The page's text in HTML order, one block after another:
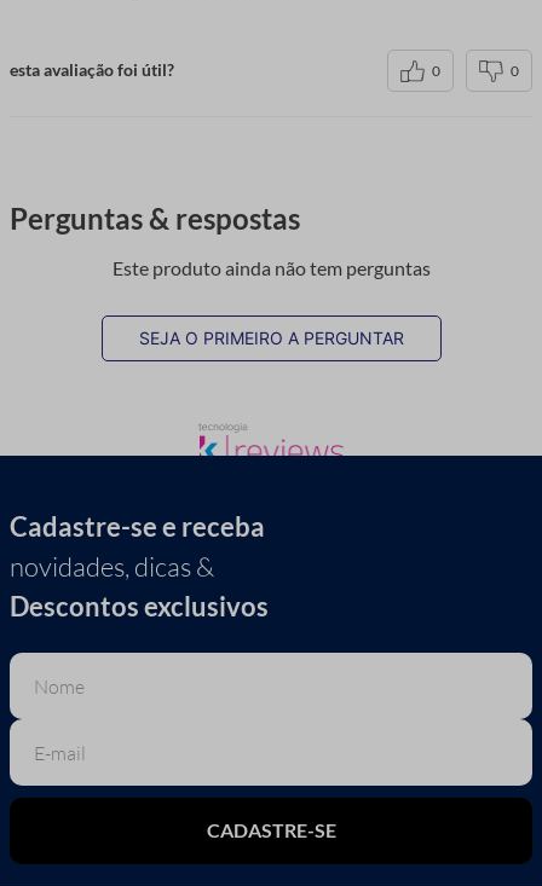
esta avaliação foi útil? 0 0
Perguntas & respostas
Este produto ainda não tem perguntas
SEJA O PRIMEIRO A PERGUNTAR
Cadastre-se e receba
novidades, dicas &
Descontos exclusivos
CADASTRE-SE